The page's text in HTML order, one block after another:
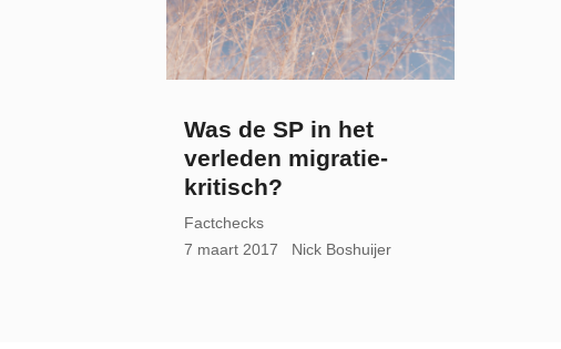
Was de SP in het
verleden migratie-
kritisch?
Factchecks
7 maart 2017
Nick Boshuijer